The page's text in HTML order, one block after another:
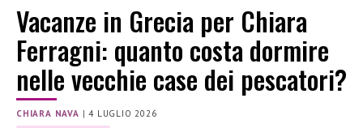
Vacanze in Grecia per Chiara
Ferragni: quanto costa dormire
nelle vecchie case dei pescatori?
CHIARA NAVA |4 LUGLIO 2026